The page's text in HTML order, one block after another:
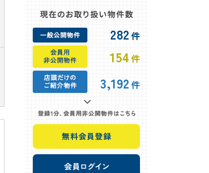
282件
154件
3,192件